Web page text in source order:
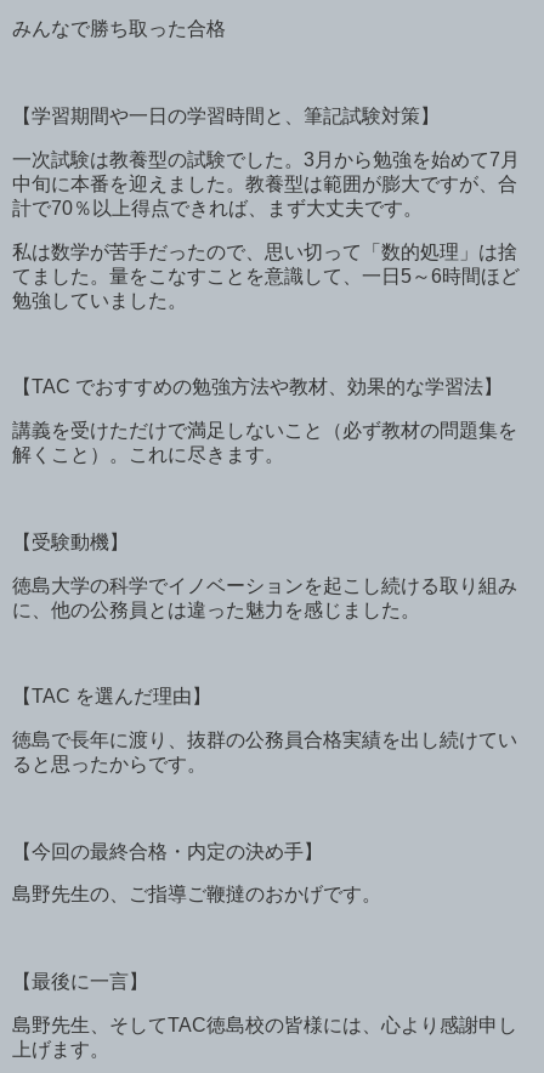
みんなで勝ち取った合格
【学習期間や一日の学習時間と、筆記試験対策】
一次試験は教養型の試験でした。 3 月から勉強を始めて7 月
中旬に本番を迎えました。教養型は範囲が膨大ですが、合
計で70％以上得点できれば、まず大丈夫です。
私は数学が苦手だったので、思い切って「数的処理」は捨
てました。量をこなすことを意識して、一日 5～6時間ほど
勉強していました。
【TAC でおすすめの勉強方法や教材、効果的な学習法】
講義を受けただけで満足しないこと（必ず教材の問題集を
解くこと）。これに尽きます。
【受験動機】
徳島大学の科学でイノベーションを起こし続ける取り組み
に、他の公務員とは違った魅力を感じました。
【TAC を選んだ理由】
徳島で長年に渡り、抜群の公務員合格実績を出し続けてい
ると思ったからです。
【今回の最終合格・内定の決め手】
島野先生の、ご指導ご鞭撻のおかげです。
【最後に一言】
島野先生、そしてTAC徳島校の皆様には、心より感謝申し
上げます。